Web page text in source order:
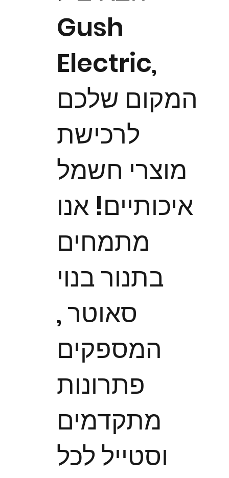
Gush
Electric,
המקום שלכם
לרכישת
מוצרי חשמל
איכותיים! אנו
מתמחים
בתנור בנוי
סאוטר ,
המספקים
פתרונות
מתקדמים
וסטייל לכל